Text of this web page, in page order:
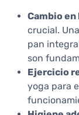
Cambio en
crucial.
pan
son
Ejercicio
yoga para